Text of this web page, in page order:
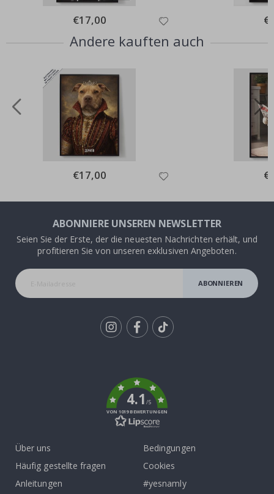
Special
Price
€17,00
Andere kauften auch
Special
Price
€17,00
ABONNIERE UNSEREN NEWSLETTER
Seien Sie der Erste, der die neuesten Nachrichten erhält, und
profitieren Sie von unseren exklusiven Angeboten.
ABONNIEREN
4.1/5
VON 1019 BEWERTUNGEN
Über uns
Häufig gestellte fragen
Anleitungen
Bedingungen
Cookies
#yesnamly